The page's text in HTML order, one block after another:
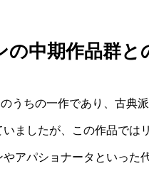
中期作品群と
うちの一作であり、古典
ましたが、この作品では
アパショナータといった